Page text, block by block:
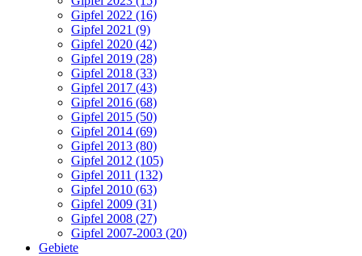
Gipfel 2022 (16)
Gipfel 2021 (9)
Gipfel 2020 (42)
Gipfel 2019 (28)
Gipfel 2018 (33)
Gipfel 2017 (43)
Gipfel 2016 (68)
Gipfel 2015 (50)
Gipfel 2014 (69)
Gipfel 2013 (80)
Gipfel 2012 (105)
Gipfel 2011 (132)
Gipfel 2010 (63)
Gipfel 2009 (31)
Gipfel 2008 (27)
Gipfel 2007-2003 (20)
Gebiete